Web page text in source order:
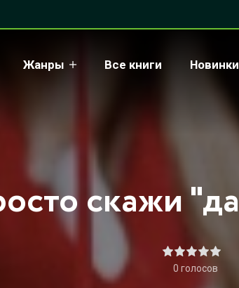
Жанры Все книги Новинки
0 голосов